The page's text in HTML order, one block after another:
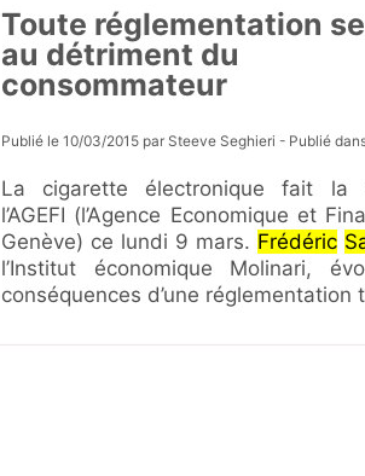
Toute réglementation
au détriment du
consommateur
Publié le 10/03/2015 par Steeve Seghieri - Publié
La cigarette électronique fait la
l’AGEFI (l’Agence Economique et
Genève) ce lundi 9 mars. Frédéric
l’Institut économique Molinari,
conséquences d’une réglementation